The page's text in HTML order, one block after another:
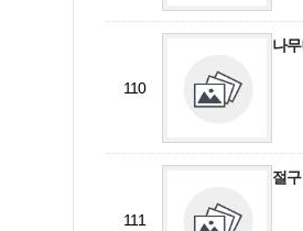
110
나
111
절